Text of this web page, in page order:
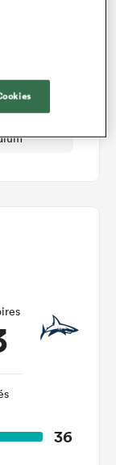
Women
PST
36